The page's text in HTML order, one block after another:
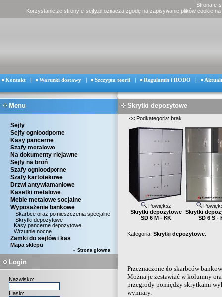
Strona e-
Korzystanie ze strony e-sejfy.pl oznacza zgodę na zapisywanie plików cookie
Kontakt | Warunki dostawy | Szczypta teorii | Regulamin i RODO |
Menu
Sejfy
Sejfy ognioodporne
Kasy pancerne
Szafy metalowe
Na dokumenty niejawne
Sejfy na broń
Szafy ognioodporne
Szafy kartotekowe
Drzwi antywłamaniowe
Kasetki metalowe
Meble metalowe socjalne
Wyposażenie bankowe
Skarbce oraz pomieszczenia specjalne
Skrytki depozytowe
Kasy pancerne depozytowe
Wrzutnie nocne
Zamki do sejfów i kas
Mapa sklepu
« Strona głowna
Login
Nazwisko:
Hasło:
Skrytki depozytowe
<< Podkategoria: brak
Powiększ
Skrytki depozytowe
SD 6 M - KK
Skrytki
SD 6 S -
Kategoria: Skrytki depozytowe:
Przeznaczone do skarbców
Można je zestawiać w kolumny
przegrody pomiędzy skrytkami
wymiary.